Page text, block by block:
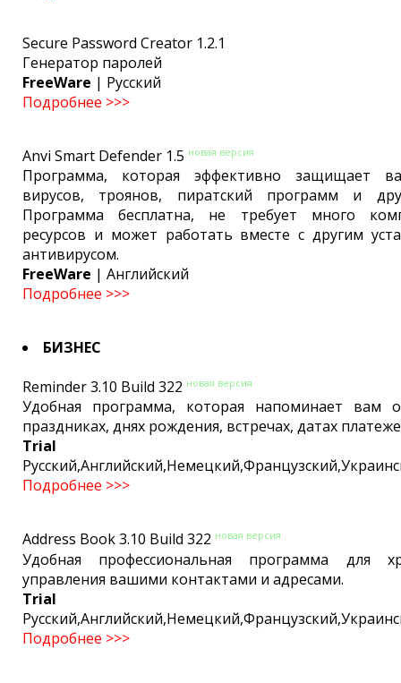
Secure Password Creator 1.2.1
Генератор паролей
FreeWare | Русский
Подробнее >>>
Anvi Smart Defender 1.5 новая версия
Программа, которая эффективно защищает
вирусов, троянов, пиратский программ и
Программа бесплатна, не требует много
ресурсов и может работать вместе с другим
антивирусом.
FreeWare | Английский
Подробнее >>>
БИЗНЕС
Reminder 3.10 Build 322 новая версия
Удобная программа, которая напоминает вам о
праздниках, днях рождения, встречах, датах
Trial
Подробнее >>>
Address Book 3.10 Build 322 новая версия
Удобная профессиональная программа для
управления вашими контактами и адресами.
Trial
Подробнее >>>